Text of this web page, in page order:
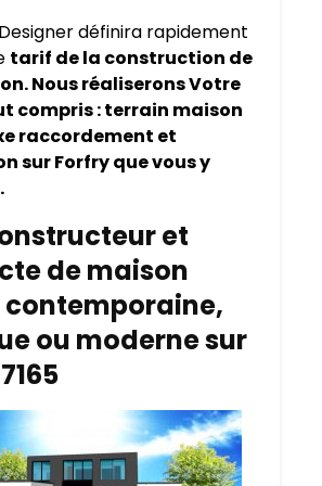
définira rapidement
tarif de la construction de
Nous réaliserons Votre
compris : terrain maison
raccordement et
sur Forfry que vous y
et
de maison
contemporaine,
ou moderne sur